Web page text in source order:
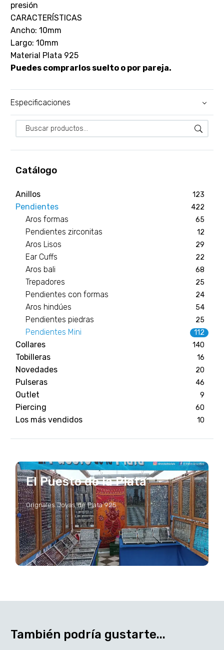
Catálogo
Anillos 123
Pendientes 422
Aros formas 65
Pendientes zirconitas 12
Aros Lisos 29
Ear Cuffs 22
Aros bali 68
Trepadores 25
Pendientes con formas 24
Aros hindúes 54
Pendientes piedras 25
Pendientes Mini 112
Collares 140
Tobilleras 16
Novedades 20
Pulseras 46
Outlet 9
Piercing 60
Los más vendidos 10
El Puesto de la Plata
Orignales Joyas de Plata 925
presión
CARACTERÍSTICAS
Ancho: 10mm
Largo: 10mm
Material Plata 925
Puedes comprarlos suelto o por pareja.
Especificaciones
También podría gustarte...